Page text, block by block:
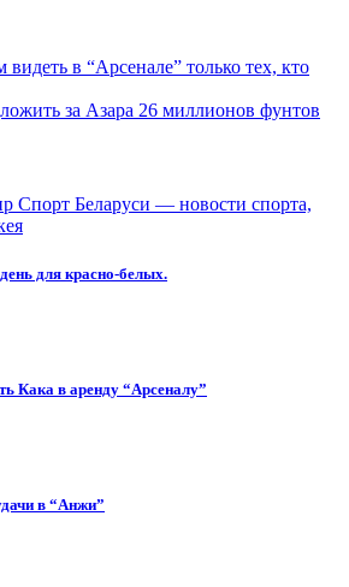
в “Арсенале” только тех, кто
за Азара 26 миллионов фунтов
Спорт Беларуси — новости спорта,
для красно-белых.
Кака в аренду “Арсеналу”
в “Анжи”